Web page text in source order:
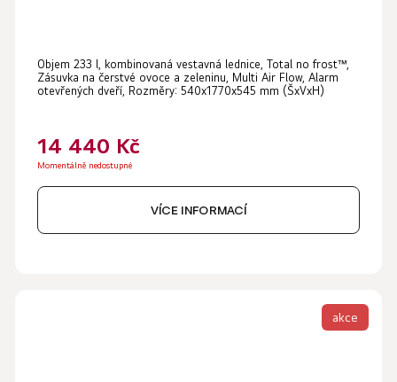
Objem 233 l, kombinovaná vestavná lednice, Total no frost™,
Zásuvka na čerstvé ovoce a zeleninu, Multi Air Flow, Alarm
otevřených dveří, Rozměry: 540x1770x545 mm (ŠxVxH)
14 440 Kč
Momentálně nedostupné
VÍCE INFORMACÍ
akce